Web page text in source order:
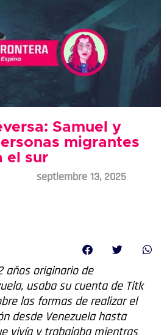
Samuel y
migrantes
el sur
septiembre 13, 2025
años originario de
usaba su cuenta de Titk
las formas de realizar el
desde Venezuela hasta